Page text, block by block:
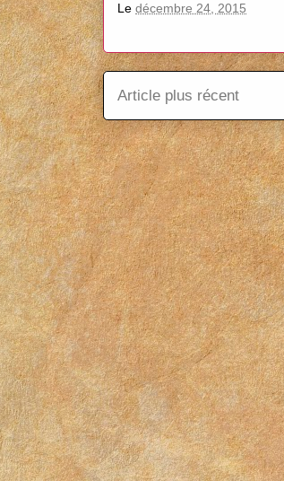
Le décembre 24, 2015
Article plus récent